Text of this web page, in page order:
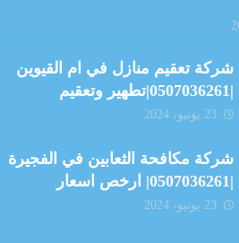
شركة تعقيم منازل في ام القيوين
|0507036261|تطهير وتعقيم
23 يونيو، 2024
شركة مكافحة الثعابين في الفجيرة
|0507036261| ارخص اسعار
23 يونيو، 2024